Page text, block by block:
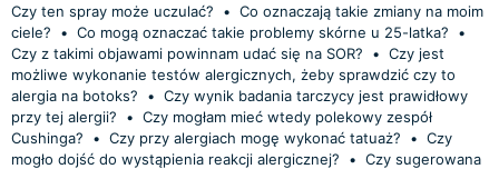
Czy ten spray może uczulać? • Co oznaczają takie zmiany na moim
ciele?
• Co mogą oznaczać takie problemy skórne u 25-latka?
•
Czy z takimi objawami powinnam udać się na SOR?
• Czy jest
możliwe wykonanie testów alergicznych, żeby sprawdzić czy to
alergia na botoks?
• Czy wynik badania tarczycy jest prawidłowy
przy tej alergii?
• Czy mogłam mieć wtedy polekowy zespół
Cushinga?
• Czy przy alergiach mogę wykonać tatuaż? • Czy
mogło dojść do wystąpienia reakcji alergicznej?
• Czy sugerowana